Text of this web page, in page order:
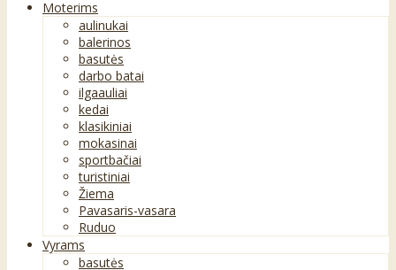
Moterims
aulinukai
balerinos
basutės
darbo batai
ilgaauliai
kedai
klasikiniai
mokasinai
sportbačiai
turistiniai
Žiema
Pavasaris-vasara
Ruduo
Vyrams
basutės